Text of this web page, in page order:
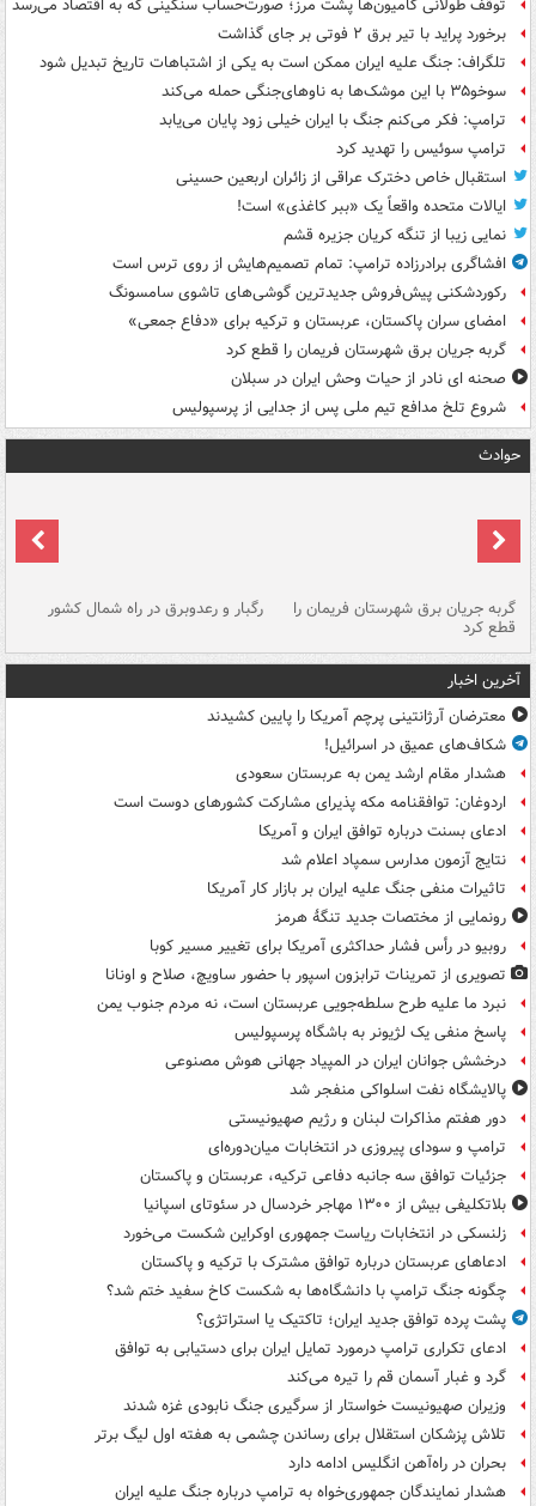
توقف طولانی کامیون‌ها پشت مرز؛ صورت‌حساب سنگینی که به اقتصاد می‌رسد
برخورد پراید با تیر برق ۲ فوتی بر جای گذاشت
تلگراف: جنگ علیه ایران ممکن است به یکی از اشتباهات تاریخ تبدیل شود
سوخو۳۵ با این موشک‌ها به ناوهای‌جنگی حمله می‌کند
ترامپ: فکر می‌کنم جنگ با ایران خیلی زود پایان می‌یابد
ترامپ سوئیس را تهدید کرد
استقبال خاص دخترک عراقی از زائران اربعین حسینی
ایالات متحده واقعاً یک «ببر کاغذی» است!
نمایی زیبا از تنگه کریان جزیره قشم
افشاگری برادرزاده ترامپ: تمام تصمیم‌هایش از روی ترس است
رکوردشکنی پیش‌فروش جدیدترین گوشی‌های تاشوی سامسونگ
امضای سران پاکستان، عربستان و ترکیه برای «دفاع جمعی»
گربه جریان برق شهرستان فریمان را قطع کرد
صحنه ای نادر از حیات وحش ایران در سبلان
شروع تلخ مدافع تیم ملی پس از جدایی از پرسپولیس
حوادث
گربه جریان برق شهرستان فریمان را
قطع کرد
رگبار و رعدوبرق در راه شمال کشور
آخرین اخبار
معترضان آرژانتینی پرچم آمریکا را پایین کشیدند
شکاف‌های عمیق در اسرائیل!
هشدار مقام ارشد یمن به عربستان سعودی
اردوغان: توافقنامه مکه پذیرای مشارکت کشورهای دوست است
ادعای بسنت درباره توافق ایران و آمریکا
نتایج آزمون مدارس سمپاد اعلام شد
تاثیرات منفی جنگ علیه ایران بر بازار کار آمریکا
رونمایی از مختصات جدید تنگۀ هرمز
روبیو در رأس فشار حداکثری آمریکا برای تغییر مسیر کوبا
تصویری از تمرینات ترابزون اسپور با حضور ساویچ، صلاح و اونانا
نبرد ما علیه طرح سلطه‌جویی عربستان است، نه مردم جنوب یمن
پاسخ منفی یک لژیونر به باشگاه پرسپولیس
درخشش جوانان ایران در المپیاد جهانی هوش مصنوعی
پالایشگاه نفت اسلواکی منفجر شد
دور هفتم مذاکرات لبنان و رژیم صهیونیستی
ترامپ و سودای پیروزی در انتخابات میان‌دوره‌ای
جزئیات توافق سه جانبه دفاعی ترکیه، عربستان و پاکستان
بلاتکلیفی بیش از ۱۳۰۰ مهاجر خردسال در سئوتای اسپانیا
زلنسکی در انتخابات ریاست جمهوری اوکراین شکست می‌خورد
ادعاهای عربستان درباره توافق مشترک با ترکیه و پاکستان
چگونه جنگ ترامپ با دانشگاه‌ها به شکست کاخ سفید ختم شد؟
پشت پرده توافق جدید ایران؛ تاکتیک یا استراتژی؟
ادعای تکراری ترامپ درمورد تمایل ایران برای دستیابی به توافق
گرد و غبار آسمان قم را تیره می‌کند
وزیران صهیونیست خواستار از سرگیری جنگ نابودی غزه شدند
تلاش پزشکان استقلال برای رساندن چشمی به هفته اول لیگ برتر
بحران در راه‌آهن انگلیس ادامه دارد
هشدار نمایندگان جمهوری‌خواه به ترامپ درباره جنگ علیه ایران